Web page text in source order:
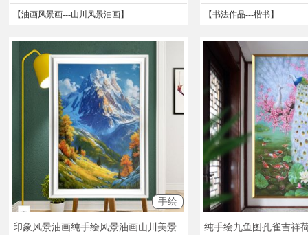
【油画风景画---山川风景油画】 【书法作品---楷书】
手绘
印象风景油画纯手绘风景油画山川美景
纯手绘九鱼图孔雀吉祥